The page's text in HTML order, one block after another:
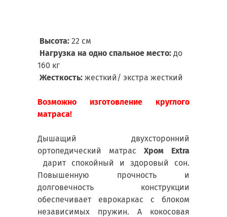
Высота: 22 см
Нагрузка на одно спальное место: до
160 кг
Жесткость: жесткий/ экстра жесткий
Возможно изготовление круглого
матраса!
Дышащий двухсторонний
ортопедический матрас Хром Extra
дарит спокойный и здоровый сон.
Повышенную прочность и
долговечность конструкции
обеспечивает еврокаркас с блоком
независимых пружин. А кокосовая